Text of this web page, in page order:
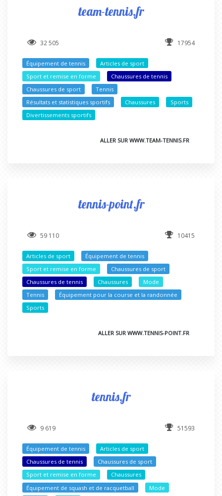
team-tennis.fr
32 505 17954
Équipement de tennis
Articles de sport
Sport et remise en forme
Chaussures de tennis
Chaussures de sport
Tennis
Résultats et statistiques sportifs
Chaussures
Sports
Divertissements sportifs
ALLER SUR WWW.TEAM-TENNIS.FR
tennis-point.fr
59 110 10415
Articles de sport
Équipement de tennis
Sport et remise en forme
Chaussures de sport
Chaussures de tennis
Chaussures
Mode
Tennis
Équipement pour la course et la randonnée
Sports
ALLER SUR WWW.TENNIS-POINT.FR
tennis.fr
9 619 51593
Équipement de tennis
Articles de sport
Chaussures de tennis
Chaussures de sport
Sport et remise en forme
Chaussures
Équipement de squash et de racquetball
Mode